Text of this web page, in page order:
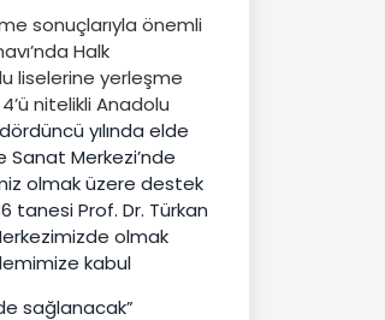
sonuçlarıyla önemli
Halk
liselerine yerleşme
nitelikli Anadolu
yılında elde
Merkezi’nde
olmak üzere destek
tanesi Prof. Dr. Türkan
olmak
kabul
sağlanacak”